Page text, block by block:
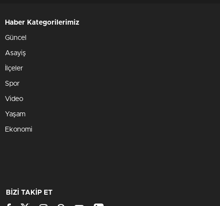
Haber Kategorilerimiz
Güncel
Asayiş
İlçeler
Spor
Video
Yaşam
Ekonomi
BİZİ TAKİP ET